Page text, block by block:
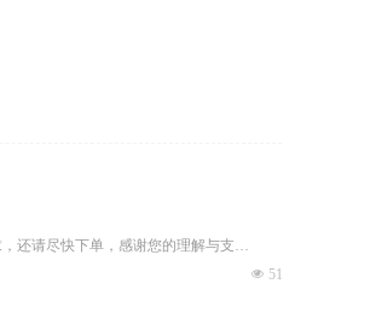
还请尽快下单，感谢您的理解与支
넶 51